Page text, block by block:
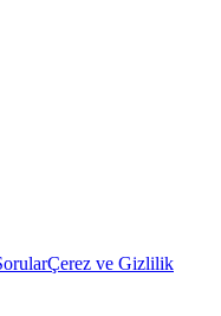
Çerez ve Gizlilik